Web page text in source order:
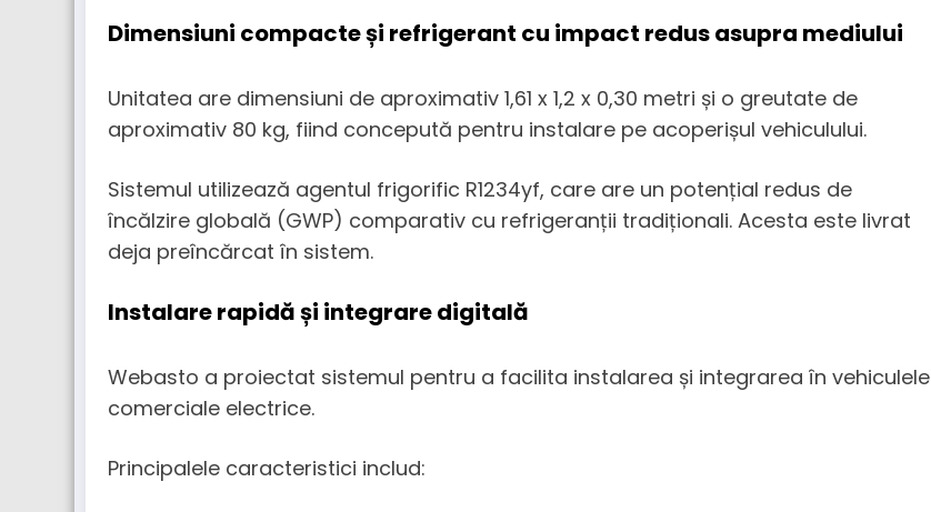
Dimensiuni compacte și refrigerant cu impact redus asupra mediului
Unitatea are dimensiuni de aproximativ 1,61 x 1,2 x 0,30 metri și o greutate de
aproximativ 80 kg, fiind concepută pentru instalare pe acoperișul vehiculului.
Sistemul utilizează agentul frigorific R1234yf, care are un potențial redus de
încălzire globală (GWP) comparativ cu refrigeranții tradiționali. Acesta este livrat
deja preîncărcat în sistem.
Instalare rapidă și integrare digitală
Webasto a proiectat sistemul pentru a facilita instalarea și integrarea în vehiculele
comerciale electrice.
Principalele caracteristici includ: